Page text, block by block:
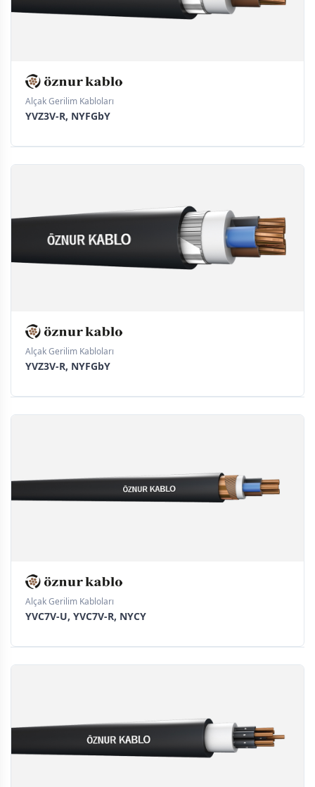
Alçak Gerilim Kabloları
YVZ3V-R, NYFGbY
Alçak Gerilim Kabloları
YVZ3V-R, NYFGbY
Alçak Gerilim Kabloları
YVC7V-U, YVC7V-R, NYCY